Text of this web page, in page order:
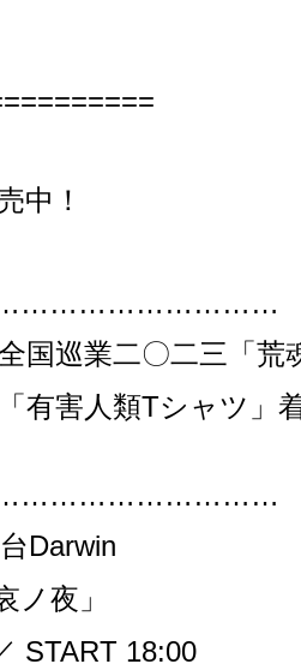
中！
国巡業二〇二三「荒
有害人類Tシャツ」
Darwin
ノ夜」
START 18:00